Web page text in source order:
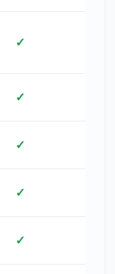
✓
✓
✓
✓
✓